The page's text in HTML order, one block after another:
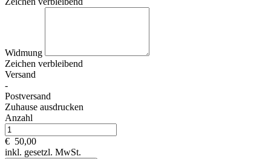
Widmung
Zeichen verbleibend
Versand
-
Postversand
Zuhause ausdrucken
Anzahl
€ 50,00
inkl. gesetzl. MwSt.